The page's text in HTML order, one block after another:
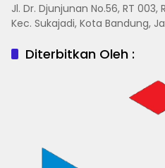
Jl. Dr. Djunjunan No.56, RT 003,
Kec. Sukajadi, Kota Bandung,
Diterbitkan Oleh :